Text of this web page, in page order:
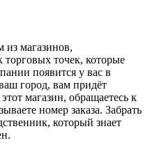
из магазинов,
точек, которые
появится у вас в
город, вам придёт
магазин, обращаетесь к
номер заказа. Забрать
который знает